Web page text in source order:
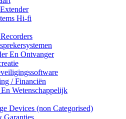
Hi-fi
En Ontvanger
/ Financiën
Wetenschappelijk
Devices (non Categorised)
Garanties